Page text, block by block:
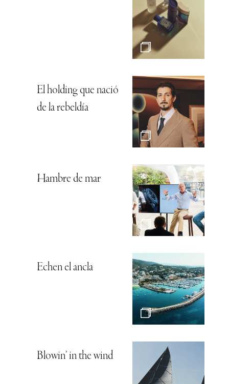
El holding que nació
de la rebeldía
Hambre de mar
Echen el ancla
Blowin’ in the wind